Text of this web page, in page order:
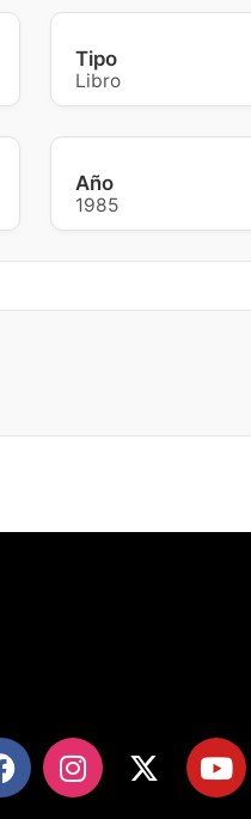
Tipo
Libro
Año
1985